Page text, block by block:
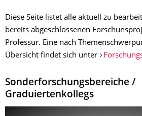
Diese Seite listet alle aktuell zu
bereits abgeschlossenen
Professur. Eine nach
Übersicht findet sich unter
Sonderforschungsbereiche /
Graduiertenkollegs